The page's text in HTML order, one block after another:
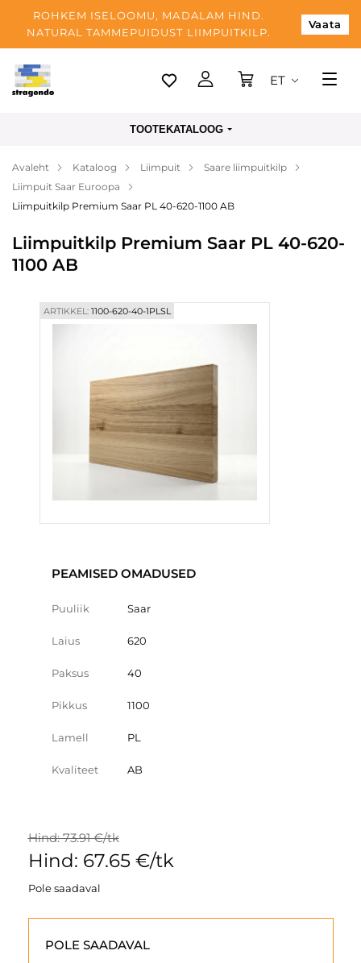
ROHKEM ISELOOMU, MADALAM HIND.
NATURAL TAMMEPUIDUST LIIMPUITKILP.
Vaata
Tallinn
Makse
Meist
Kontaktid
ET
TOOTEKATALOOG
Avaleht Kataloog Liimpuit
Saare liimpuitkilp
Liimpuit Saar Euroopa
Liimpuitkilp Premium Saar PL 40-620-1100 AB
Liimpuitkilp Premium Saar PL 40-620-
1100 AB
ARTIKKEL:1100-620-40-1PLSL
PEAMISED OMADUSED
Puuliik Saar
Laius 620
Paksus 40
Pikkus 1100
Lamell PL
Kvaliteet AB
Hind: 73.91 €/tk
Hind: 67.65 €/tk
Pole saadaval
POLE SAADAVAL